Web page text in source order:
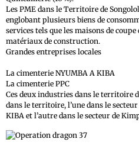
Les PME dans le Territoire de
englobant plusieurs biens de
services tels que les maisons de
matériaux de construction.
Grandes entreprises locales
La cimenterie NYUMBA A KIBA
La cimenterie PPC
Ces deux industries dans le territoire
dans le territoire, l’une dans le
KIBA et l’autre dans le secteur de